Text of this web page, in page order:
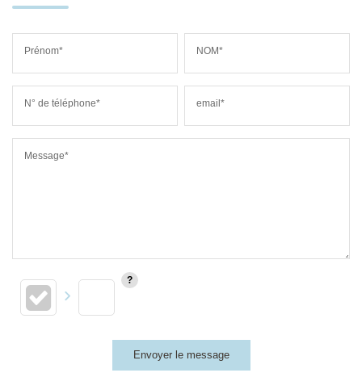
Prénom* NOM*
N° de téléphone* email*
Message*
Envoyer le message